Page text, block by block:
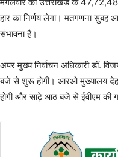
हार का निर्णय लेगा। मतगणना
संभावना है।
अपर मुख्य निर्वाचन अधिकारी डॉ.
बजे से शुरू होगी। आरओ मुख्यालय
होगी और साढ़े आठ बजे से ईवीएम की